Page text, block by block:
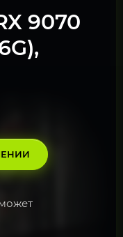
9070